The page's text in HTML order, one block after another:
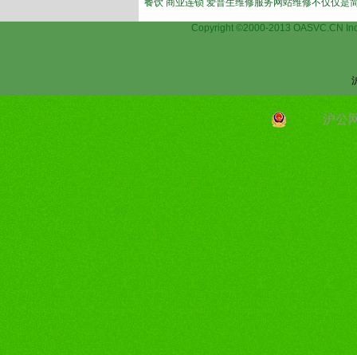
餐饮 商业连锁 爱普生维修服务网站维修不仅仅是
Copyright ©2000-2013 OASVC.CN
沪公